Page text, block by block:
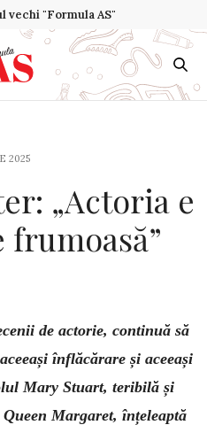
vechi "Formula AS"
2025
„Actoria e
de actorie, continuă să
înflăcărare și aceeași
Mary Stuart, teribilă și
Margaret, înțeleaptă